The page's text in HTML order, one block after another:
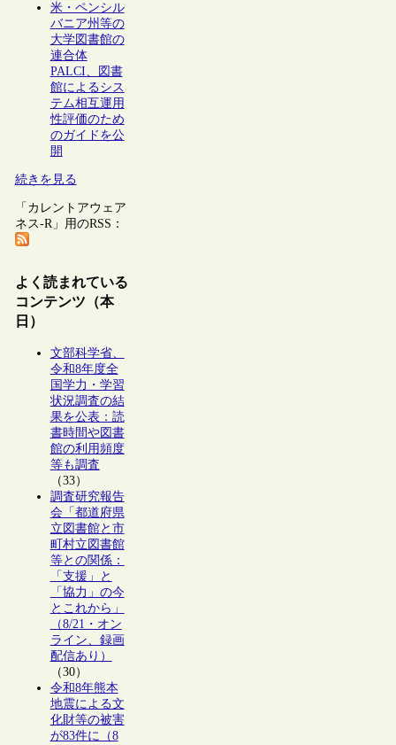
米・ペンシル
バニア州等の
大学図書館の
連合体
PALCI、図書
館によるシス
テム相互運用
性評価のため
のガイドを公
開
続きを見る
「カレントアウェア
ネス-R」用のRSS：
よく読まれている
コンテンツ（本
日）
文部科学省、
令和8年度全
国学力・学習
状況調査の結
果を公表：読
書時間や図書
館の利用頻度
等も調査
（33）
調査研究報告
会「都道府県
立図書館と市
町村立図書館
等との関係：
「支援」と
「協力」の今
とこれから」
（8/21・オン
ライン、録画
配信あり）
（30）
令和8年熊本
地震による文
化財等の被害
が83件に（8